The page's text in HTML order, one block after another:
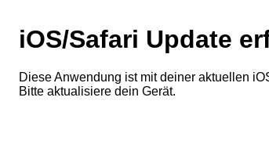
iOS/Safari Update
Diese Anwendung ist mit deiner aktuellen
Bitte aktualisiere dein Gerät.